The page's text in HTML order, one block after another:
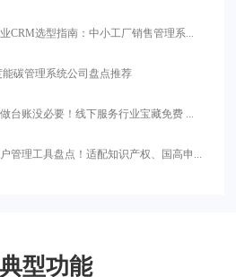
CRM选型指南：中小工厂销售管理系...
能碳管理系统公司盘点推荐
台账没必要！线下服务行业宝藏免费 ...
管理工具盘点！适配知识产权、国高申...
型功能